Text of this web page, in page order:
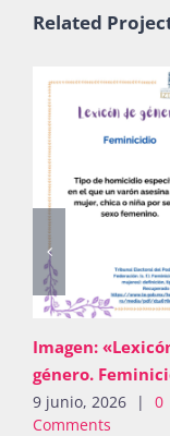
Related
Imagen:
género.
9 junio, 2026 |
0
Comments